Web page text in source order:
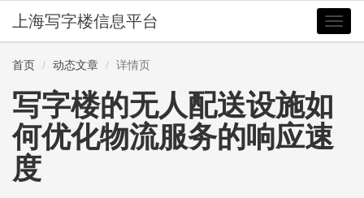
切
换
上海写字楼信息平台
首页 动态文章 详情页
写字楼的无人配送设施如
何优化物流服务的响应速
度